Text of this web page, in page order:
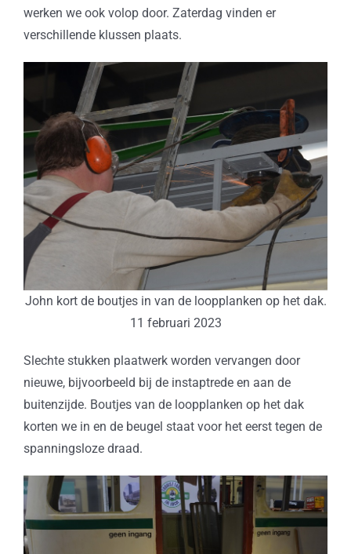
werken we ook volop door. Zaterdag vinden er
verschillende klussen plaats.
John kort de boutjes in van de loopplanken op het dak.
11 februari 2023
Slechte stukken plaatwerk worden vervangen door
nieuwe, bijvoorbeeld bij de instaptrede en aan de
buitenzijde. Boutjes van de loopplanken op het dak
korten we in en de beugel staat voor het eerst tegen de
spanningsloze draad.